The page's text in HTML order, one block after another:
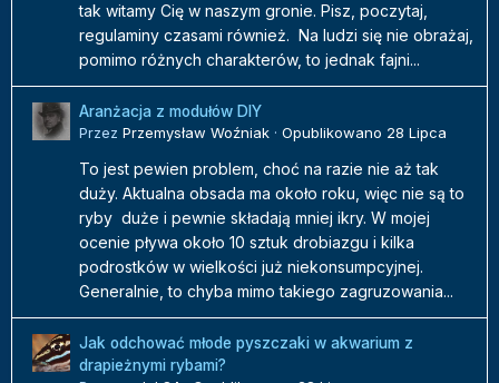
tak witamy Cię w naszym gronie. Pisz, poczytaj,
regulaminy czasami również. Na ludzi się nie obrażaj,
pomimo różnych charakterów, to jednak fajni...
Aranżacja z modułów DIY
Przez Przemysław Woźniak · Opublikowano 28 Lipca
To jest pewien problem, choć na razie nie aż tak
duży. Aktualna obsada ma około roku, więc nie są to
ryby duże i pewnie składają mniej ikry. W mojej
ocenie pływa około 10 sztuk drobiazgu i kilka
podrostków w wielkości już niekonsumpcyjnej.
Generalnie, to chyba mimo takiego zagruzowania...
Jak odchować młode pyszczaki w akwarium z
drapieżnymi rybami?